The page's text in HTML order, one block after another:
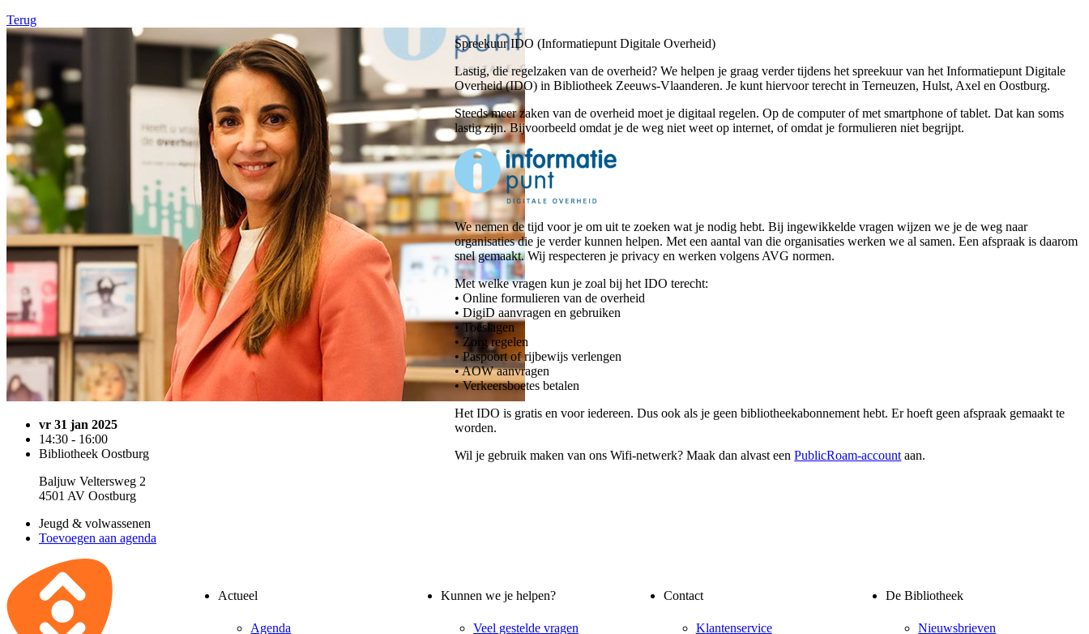
Terug
vr 31 jan 2025
14:30 - 16:00
Bibliotheek Oostburg
Baljuw Veltersweg 2
4501 AV Oostburg
Jeugd & volwassenen
Toevoegen aan agenda
Spreekuur IDO (Informatiepunt Digitale Overheid)
Lastig, die regelzaken van de overheid? We helpen je graag verder tijdens het spreekuur van het Informatiepunt Digitale
Overheid (IDO) in Bibliotheek Zeeuws-Vlaanderen. Je kunt hiervoor terecht in Terneuzen, Hulst, Axel en Oostburg.
Steeds meer zaken van de overheid moet je digitaal regelen. Op de computer of met smartphone of tablet. Dat kan soms
lastig zijn. Bijvoorbeeld omdat je de weg niet weet op internet, of omdat je formulieren niet begrijpt.
We nemen de tijd voor je om uit te zoeken wat je nodig hebt. Bij ingewikkelde vragen wijzen we je de weg naar
organisaties die je verder kunnen helpen. Met een aantal van die organisaties werken we al samen. Een afspraak is daarom
snel gemaakt. Wij respecteren je privacy en werken volgens AVG normen.
Met welke vragen kun je zoal bij het IDO terecht:
• Online formulieren van de overheid
• DigiD aanvragen en gebruiken
• Toeslagen
• Zorg regelen
• Paspoort of rijbewijs verlengen
• AOW aanvragen
• Verkeersboetes betalen
Het IDO is gratis en voor iedereen. Dus ook als je geen bibliotheekabonnement hebt. Er hoeft geen afspraak gemaakt te
worden.
Wil je gebruik maken van ons Wifi-netwerk? Maak dan alvast eenPublicRoam-account aan.
Actueel
Agenda
Kunnen we je helpen?
Veel gestelde vragen
Contact
Klantenservice
De Bibliotheek
Nieuwsbrieven